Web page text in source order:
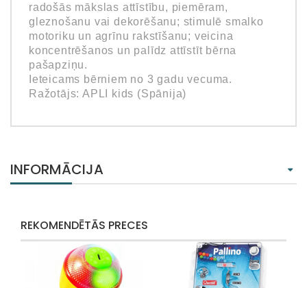
radošās mākslas attīstību, piemēram,
gleznošanu vai dekorēšanu; stimulē smalko
motoriku un agrīnu rakstīšanu; veicina
koncentrēšanos un palīdz attīstīt bērna
pašapziņu.
Ieteicams bērniem no 3 gadu vecuma.
Ražotājs: APLI kids (Spānija)
INFORMĀCIJA
REKOMENDĒTĀS PRECES